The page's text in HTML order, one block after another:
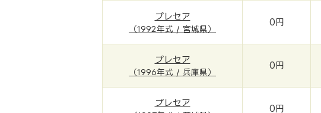
プレセア
（1992年式 / 宮城県）
0円
プレセア
（1996年式 / 兵庫県）
0円
プレセア
0円